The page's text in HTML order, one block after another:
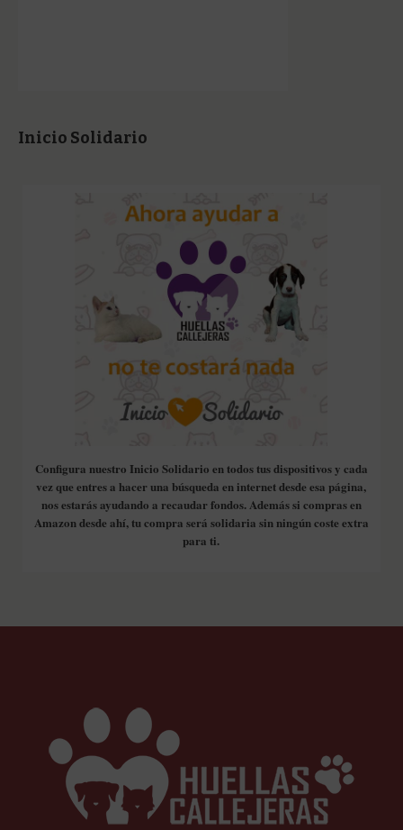
Inicio Solidario
Configura nuestro Inicio Solidario en todos tus dispositivos y cada
vez que entres a hacer una búsqueda en internet desde esa página,
nos estarás ayudando a recaudar fondos. Además si compras en
Amazon desde ahí, tu compra será solidaria sin ningún coste extra
para ti.